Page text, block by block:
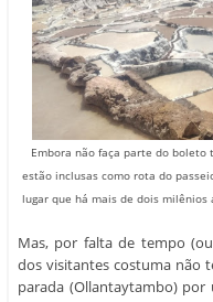
Embora não faça parte do boleto
estão inclusas como rota do
lugar que há mais de dois milênios
Mas, por falta de tempo
dos visitantes costuma não
parada (Ollantaytambo)